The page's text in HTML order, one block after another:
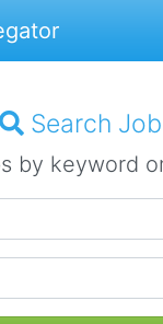
Search
by keyword